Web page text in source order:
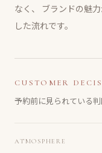
なく、
ブランドの魅
した流れです。
CUSTOMER
予約前に見られている
ATMOSPHERE